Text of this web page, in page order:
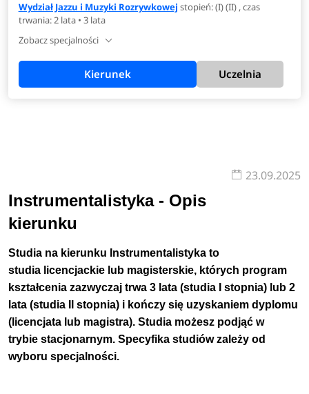
Wydział Jazzu i Muzyki Rozrywkowej stopień: (I) (II) , czas
trwania: 2 lata • 3 lata
Zobacz specjalności
Kierunek Uczelnia
23.09.2025
Instrumentalistyka - Opis
kierunku
Studia na kierunku Instrumentalistyka to
studia licencjackie lub magisterskie, których program
kształcenia zazwyczaj trwa 3 lata (studia I stopnia) lub 2
lata (studia II stopnia) i kończy się uzyskaniem dyplomu
(licencjata lub magistra). Studia możesz podjąć w
trybie stacjonarnym. Specyfika studiów zależy od
wyboru specjalności.